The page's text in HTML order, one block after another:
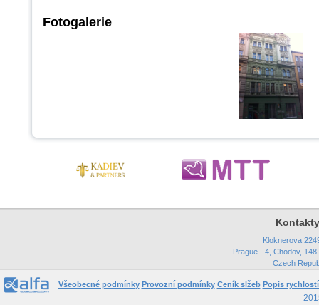
Fotogalerie
Kloknerova
Prague - 4, Chodov, 148
Czech
Všeobecné podmínky Provozní podmínky Ceník slžeb Popis